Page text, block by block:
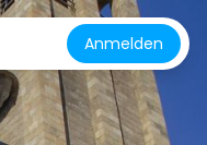
Anmelden